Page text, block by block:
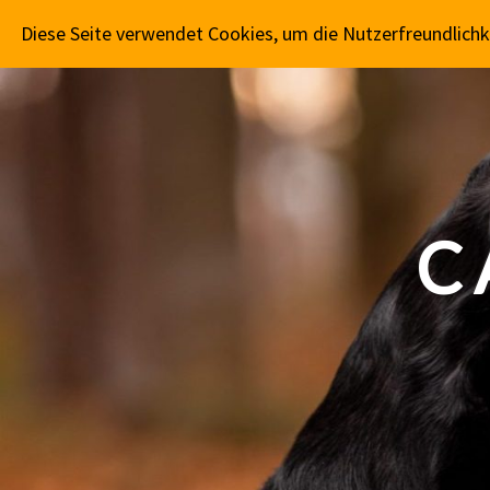
CAPTAIN FLÓKI AKTUELLES
Diese Seite verwendet Cookies, um die